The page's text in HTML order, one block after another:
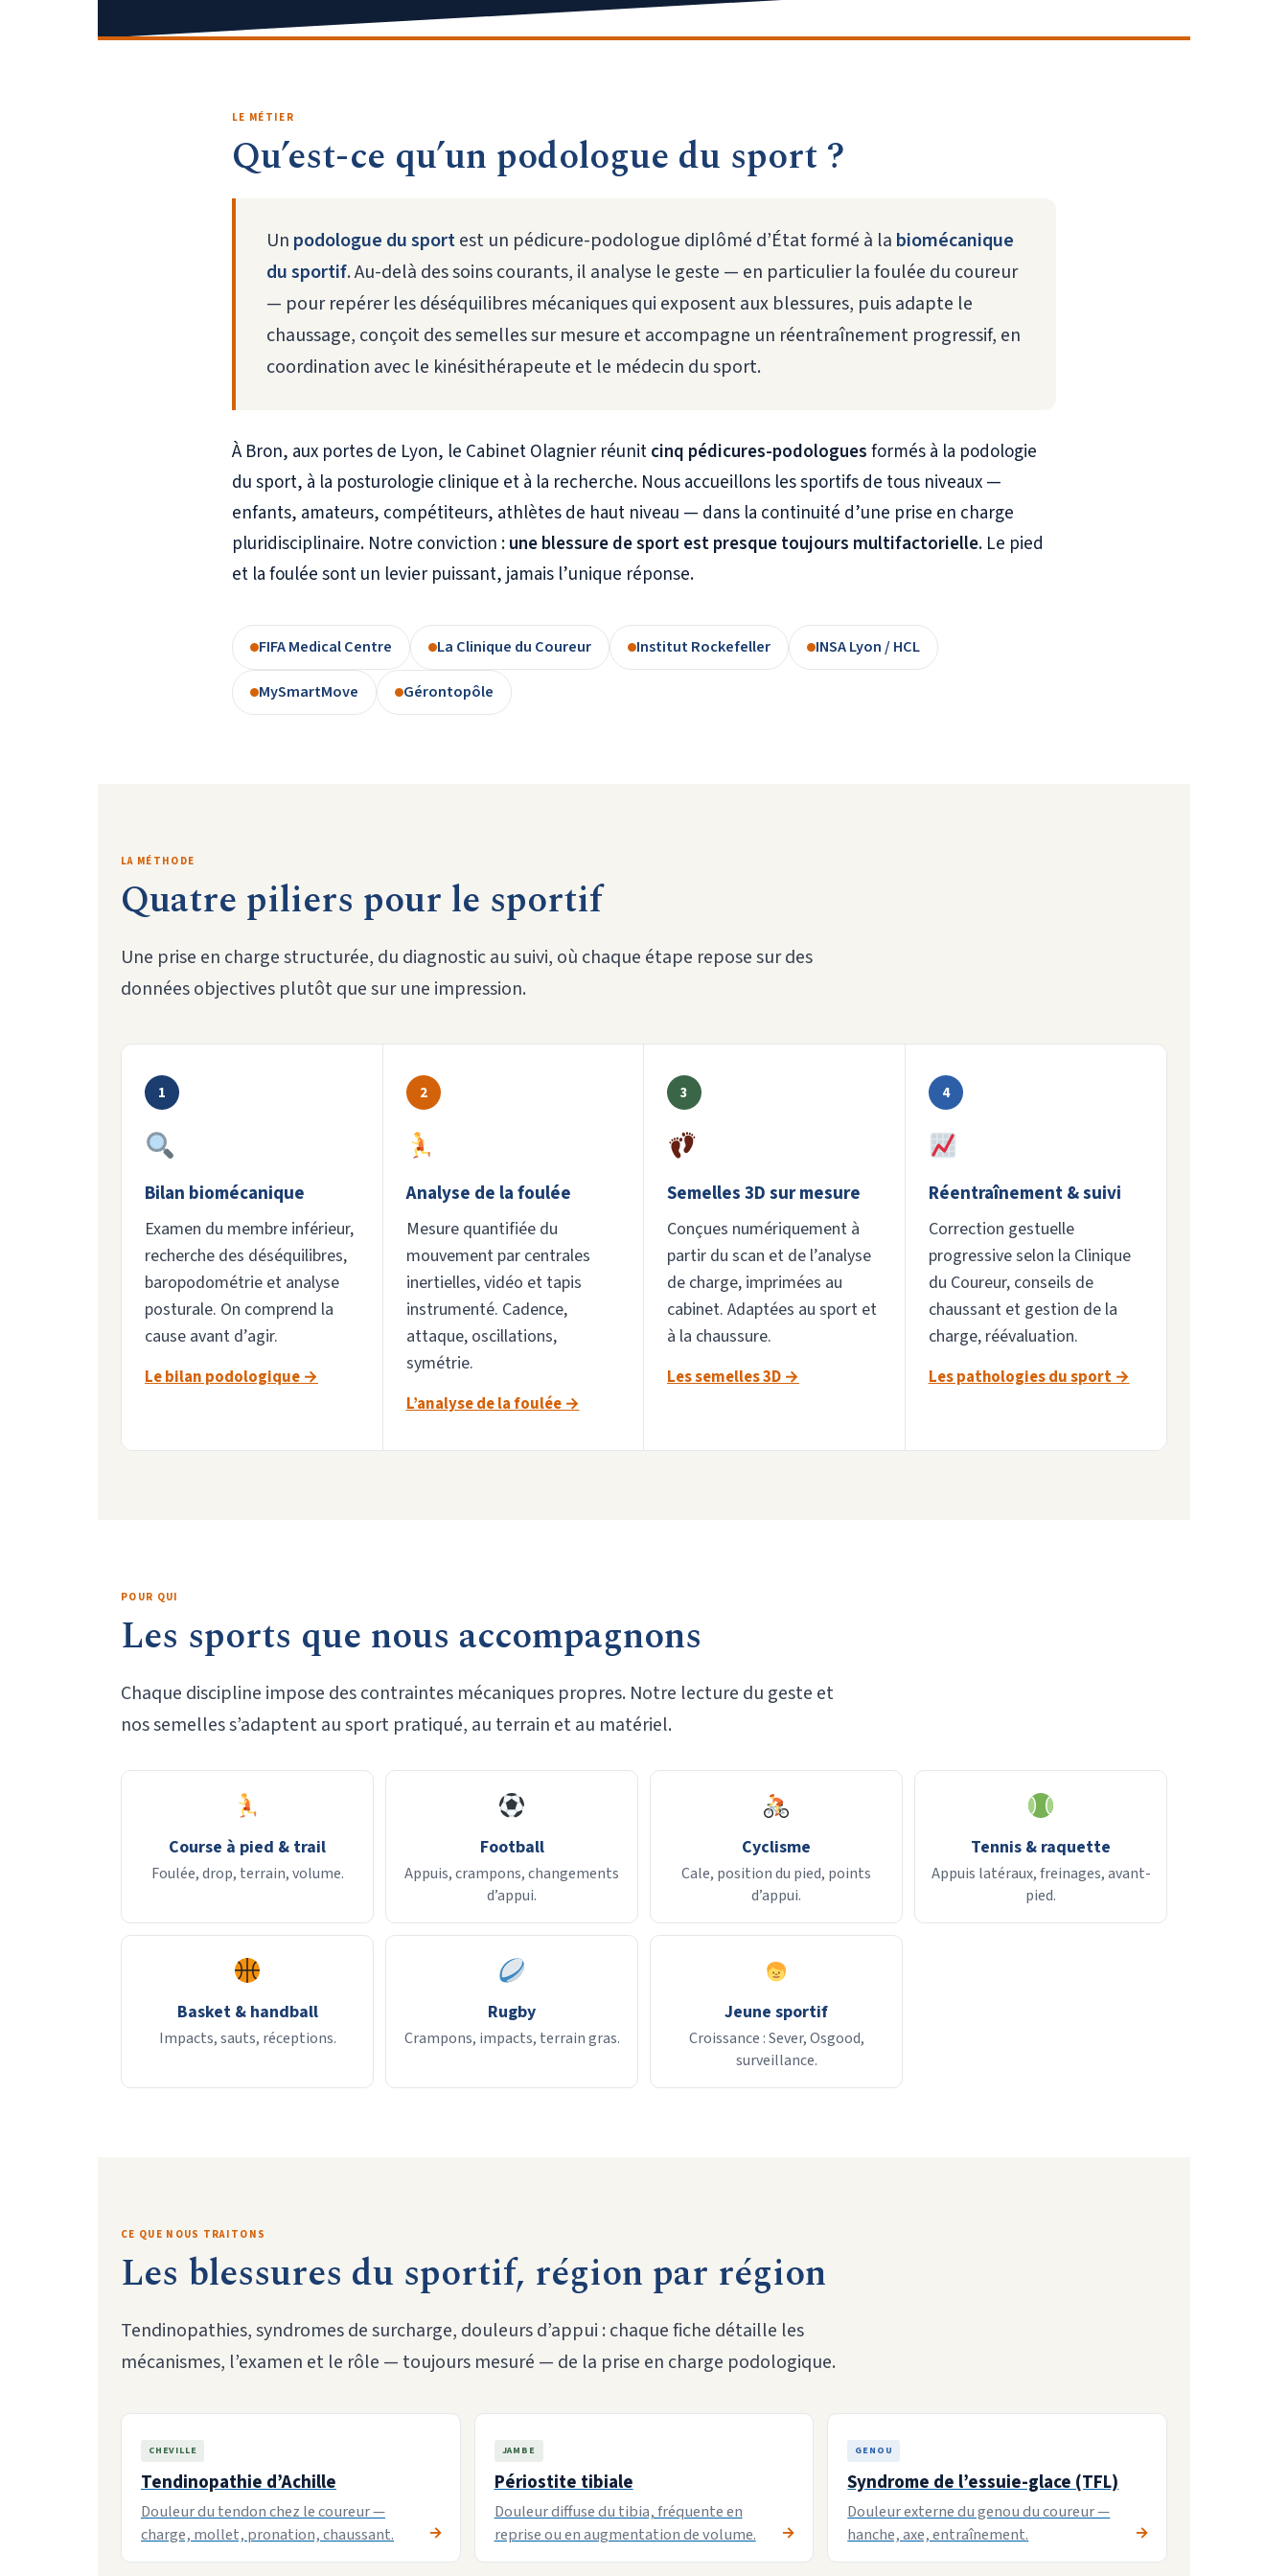
LE MÉTIER
Qu’est-ce qu’un podologue du sport ?
Un podologue du sportest un pédicure-podologue diplômé d’État formé à la biomécanique
du sportif. Au-delà des soins courants, il analyse le geste — en particulier la foulée du coureur
— pour repérer les déséquilibres mécaniques qui exposent aux blessures, puis adapte le
chaussage, conçoit des semelles sur mesure et accompagne un réentraînement progressif, en
coordination avec le kinésithérapeute et le médecin du sport.
À Bron, aux portes de Lyon, le Cabinet Olagnier réunitcinq pédicures-podologuesformés à la podologie
du sport, à la posturologie clinique et à la recherche. Nous accueillons les sportifs de tous niveaux —
enfants, amateurs, compétiteurs, athlètes de haut niveau — dans la continuité d’une prise en charge
pluridisciplinaire. Notre conviction :une blessure de sport est presque toujours multifactorielle. Le pied
et la foulée sont un levier puissant, jamais l’unique réponse.
FIFA Medical Centre La Clinique du Coureur Institut Rockefeller
INSA Lyon / HCL
MySmartMove
Gérontopôle
LA MÉTHODE
Quatre piliers pour le sportif
Une prise en charge structurée, du diagnostic au suivi, où chaque étape repose sur des
données objectives plutôt que sur une impression.
1
Bilan biomécanique
Examen du membre inférieur,
recherche des déséquilibres,
baropodométrie et analyse
posturale. On comprend la
cause avant d’agir.
Le bilan podologique →
2
Analyse de la foulée
Mesure quantifiée du
mouvement par centrales
inertielles, vidéo et tapis
instrumenté. Cadence,
attaque, oscillations,
symétrie.
L’analyse de la foulée →
3
Semelles 3D sur mesure
Conçues numériquement à
partir du scan et de l’analyse
de charge, imprimées au
cabinet. Adaptées au sport et
à la chaussure.
Les semelles 3D →
4
Réentraînement & suivi
Correction gestuelle
progressive selon la Clinique
du Coureur, conseils de
chaussant et gestion de la
charge, réévaluation.
Les pathologies du sport →
POUR QUI
Les sports que nous accompagnons
Chaque discipline impose des contraintes mécaniques propres. Notre lecture du geste et
nos semelles s’adaptent au sport pratiqué, au terrain et au matériel.
Course à pied & trail
Foulée, drop, terrain, volume.
Football
Appuis, crampons, changements
d’appui.
Cyclisme
Cale, position du pied, points
d’appui.
Tennis & raquette
Appuis latéraux, freinages, avant-
pied.
Basket & handball
Impacts, sauts, réceptions.
Rugby
Crampons, impacts, terrain gras.
Jeune sportif
Croissance : Sever, Osgood,
surveillance.
CE QUE NOUS TRAITONS
Les blessures du sportif, région par région
Tendinopathies, syndromes de surcharge, douleurs d’appui : chaque fiche détaille les
mécanismes, l’examen et le rôle — toujours mesuré — de la prise en charge podologique.
CHEVILLE
Tendinopathie d’Achille
Douleur du tendon chez le coureur —
charge, mollet, pronation, chaussant.
JAMBE
Périostite tibiale
Douleur diffuse du tibia, fréquente en
reprise ou en augmentation de volume.
GENOU
Syndrome de l’essuie-glace (TFL)
Douleur externe du genou du coureur —
hanche, axe, entraînement.